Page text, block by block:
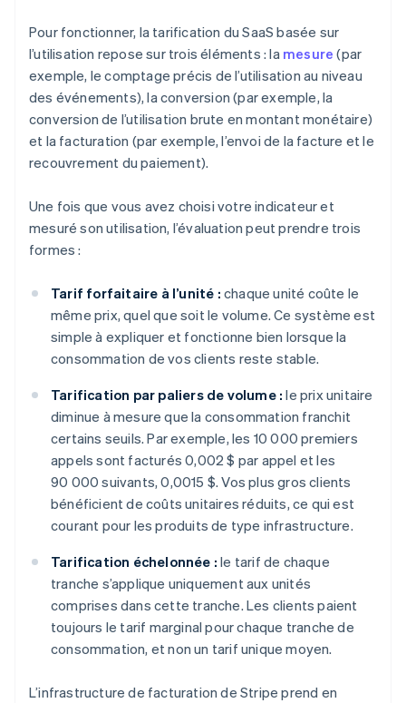
Pour fonctionner, la tarification du SaaS basée sur
l’utilisation repose sur trois éléments : la mesure (par
exemple, le comptage précis de l’utilisation au niveau
des événements), la conversion (par exemple, la
conversion de l’utilisation brute en montant monétaire)
et la facturation (par exemple, l’envoi de la facture et le
recouvrement du paiement).
Une fois que vous avez choisi votre indicateur et
mesuré son utilisation, l’évaluation peut prendre trois
formes :
Tarif forfaitaire à l’unité : chaque unité coûte le
même prix, quel que soit le volume. Ce système est
simple à expliquer et fonctionne bien lorsque la
consommation de vos clients reste stable.
Tarification par paliers de volume : le prix unitaire
diminue à mesure que la consommation franchit
certains seuils. Par exemple, les 10 000 premiers
appels sont facturés 0,002 $ par appel et les
90 000 suivants, 0,0015 $. Vos plus gros clients
bénéficient de coûts unitaires réduits, ce qui est
courant pour les produits de type infrastructure.
Tarification échelonnée : le tarif de chaque
tranche s’applique uniquement aux unités
comprises dans cette tranche. Les clients paient
toujours le tarif marginal pour chaque tranche de
consommation, et non un tarif unique moyen.
L’infrastructure de facturation de Stripe prend en